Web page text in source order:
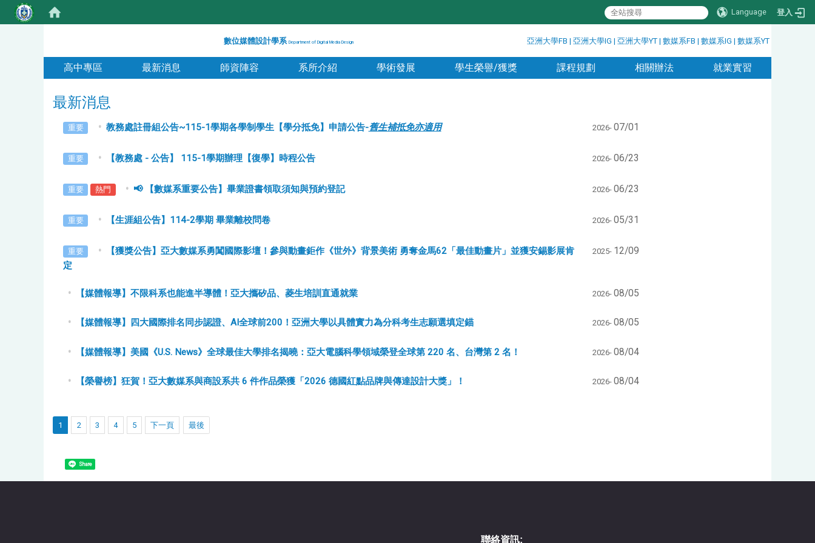
Language 登入
數位媒體設計學系 Department of Digital Media Design 亞洲大學FB | 亞洲大學IG | 亞洲大學YT | 數媒系FB | 數媒系IG | 數媒系YT
高中專區 最新消息 師資陣容 系所介紹 學術發展 學生榮譽/獲獎 課程規劃 相關辦法 就業實習
最新消息
重要 教務處註冊組公告~115-1學期各學制學生【學分抵免】申請公告-舊生補抵免亦適用 2026- 07/01
重要 【教務處 - 公告】 115-1學期辦理【復學】時程公告 2026- 06/23
重要 熱門 📢 【數媒系重要公告】畢業證書領取須知與預約登記 2026- 06/23
重要 【生涯組公告】114-2學期 畢業離校問卷 2026- 05/31
重要
【獲獎公告】亞大數媒系勇闖國際影壇！參與動畫鉅作《世外》背景美術 勇奪金馬62「最佳動畫片」並獲安錫影展肯
定
2025- 12/09
【媒體報導】不限科系也能進半導體！亞大攜矽品、菱生培訓直通就業 2026- 08/05
【媒體報導】四大國際排名同步認證、AI全球前200！亞洲大學以具體實力為分科考生志願選填定錨 2026- 08/05
【媒體報導】美國《U.S. News》全球最佳大學排名揭曉：亞大電腦科學領域榮登全球第 220 名、台灣第 2 名！ 2026- 08/04
【榮譽榜】狂賀！亞大數媒系與商設系共 6 件作品榮獲「2026 德國紅點品牌與傳達設計大獎」！ 2026- 08/04
1 2 3 4 5 下一頁 最後
Share
聯絡資訊: